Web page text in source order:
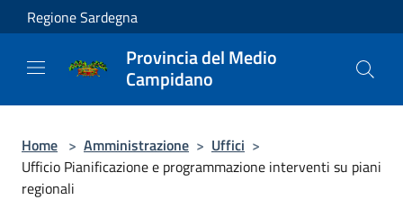
Salta al contenuto principale
Regione Sardegna
Provincia del Medio
Campidano
Home > Amministrazione > Uffici >
Ufficio Pianificazione e programmazione interventi su piani
regionali